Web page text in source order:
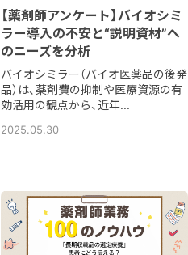
【薬剤師アンケート】バイオシミ
ラー導入の不安と“説明資材”へ
のニーズを分析
バイオシミラー（バイオ医薬品の後発
品）は、薬剤費の抑制や医療資源の有
効活用の観点から、近年...
2025.05.30